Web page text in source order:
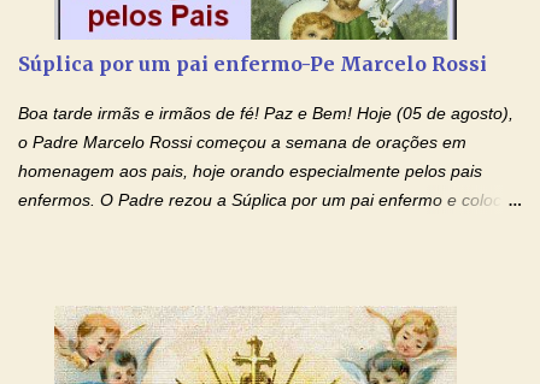
Deus, admirável em Vossos Santos, Vós que inspirastes a São
Charbel seguir o caminho da perfeição, lhe concedestes a graça
e a força para fazer triunfar, na sua vida, o heroísmo das virtudes
monásticas: a obediência, a castidade e a voluntária pobreza, e
manifestastes o poder de sua intercessão por numerosos
milagres e gra...
Súplica por um pai enfermo-Pe Marcelo Rossi
Boa tarde irmãs e irmãos de fé! Paz e Bem! Hoje (05 de agosto),
o Padre Marcelo Rossi começou a semana de orações em
homenagem aos pais, hoje orando especialmente pelos pais
enfermos. O Padre rezou a Súplica por um pai enfermo e colocou
de Nossa Senhora. Adriana dos Anjos-Devoção e Fé Mensagem
do Padre Marcelo Rossi por E-mail e Facebook: Como foi
anunciado ontem, entramos em uma semana de homenagens